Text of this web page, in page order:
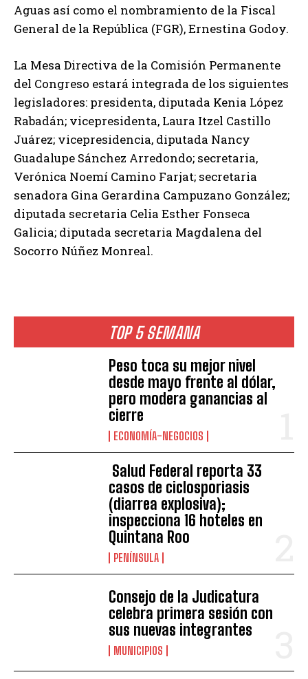
TOP 5 SEMANA
Peso toca su mejor nivel
desde mayo frente al dólar,
pero modera ganancias al
cierre
ECONOMÍA-NEGOCIOS
Salud Federal reporta 33
casos de ciclosporiasis
(diarrea explosiva);
inspecciona 16 hoteles en
Quintana Roo
PENÍNSULA
Consejo de la Judicatura
celebra primera sesión con
sus nuevas integrantes
MUNICIPIOS
Aguas así como el nombramiento de la Fiscal
General de la República (FGR), Ernestina Godoy.
La Mesa Directiva de la Comisión Permanente
del Congreso estará integrada de los siguientes
legisladores: presidenta, diputada Kenia López
Rabadán; vicepresidenta, Laura Itzel Castillo
Juárez; vicepresidencia, diputada Nancy
Guadalupe Sánchez Arredondo; secretaria,
Verónica Noemí Camino Farjat; secretaria
senadora Gina Gerardina Campuzano González;
diputada secretaria Celia Esther Fonseca
Galicia; diputada secretaria Magdalena del
Socorro Núñez Monreal.